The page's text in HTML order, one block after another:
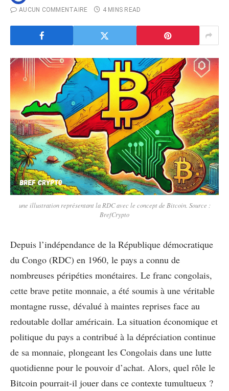
AUCUN COMMENTAIRE
4 MINS READ
une illustration représentant la RDC avec le concept de Bitcoin. Source :
BrefCrypto
Depuis l’indépendance de la République démocratique
du Congo (RDC) en 1960, le pays a connu de
nombreuses péripéties monétaires. Le franc congolais,
cette brave petite monnaie, a été soumis à une véritable
montagne russe, dévalué à maintes reprises face au
redoutable dollar américain. La situation économique et
politique du pays a contribué à la dépréciation continue
de sa monnaie, plongeant les Congolais dans une lutte
quotidienne pour le pouvoir d’achat. Alors, quel rôle le
Bitcoin pourrait-il jouer dans ce contexte tumultueux ?